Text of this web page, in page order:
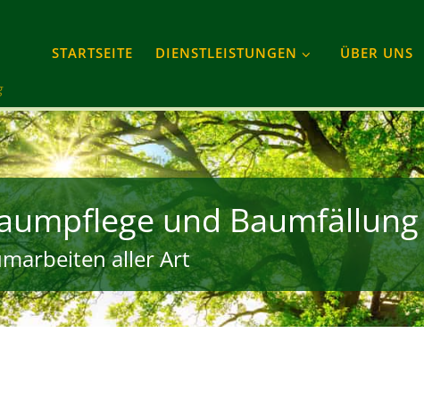
STARTSEITE DIENSTLEISTUNGEN ÜBER UNS
und Baumfällung
aller Art